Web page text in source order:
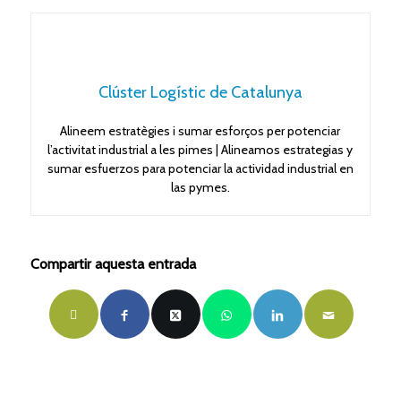
Clúster Logístic de Catalunya
Alineem estratègies i sumar esforços per potenciar
l’activitat industrial a les pimes | Alineamos estrategias y
sumar esfuerzos para potenciar la actividad industrial en
las pymes.
Compartir aquesta entrada